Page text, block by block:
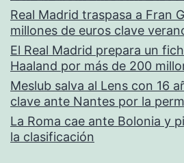
Real Madrid traspasa a Fran
millones de euros clave
El Real Madrid prepara un
Haaland por más de 200
Meslub salva al Lens con 16
clave ante Nantes por la
La Roma cae ante Bolonia y
la clasificación